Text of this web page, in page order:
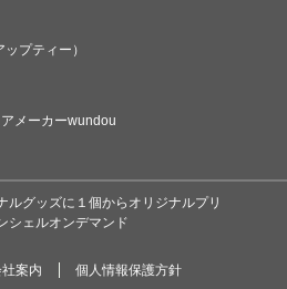
プティー）
メーカーwundou
ルグッズに１個からオリジナルプリ
シェルオンデマンド
案内 個人情報保護方針